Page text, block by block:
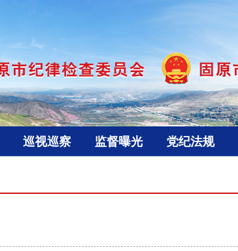
巡视巡察 监督曝光 党纪法规